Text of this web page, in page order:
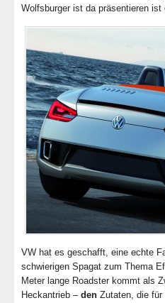
Wolfsburger ist da präsentieren ist
VW hat es geschafft, eine echte
schwierigen Spagat zum Thema
Meter lange Roadster kommt als
Heckantrieb – den Zutaten, die